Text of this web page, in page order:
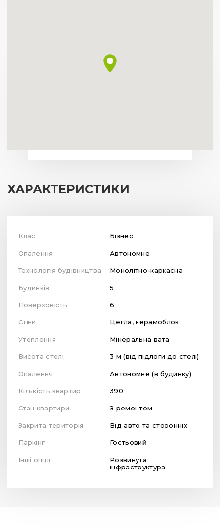
ХАРАКТЕРИСТИКИ
Клас Бізнес
Опалення Автономне
Технологія будівництва Монолітно-каркасна
Будинків 5
Поверховість 6
Стіни Цегла, керамоблок
Утеплення Мінеральна вата
Висота стелі 3 м (від підлоги до стелі)
Опалення Автономне (в будинку)
Кількість квартир 390
Стан квартири З ремонтом
Закрита територія Від авто та сторонніх
Паркінг Гостьовий
Інші опції
Розвинута
інфраструктура